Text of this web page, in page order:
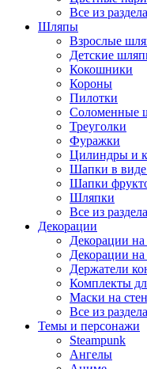
Все из
Шляпы
Взрослые
Детские
Кокошники
Короны
Пилотки
Соломенные
Треуголки
Фуражки
Цилиндры и
Шапки в
Шапки
Шляпки
Все из
Декорации
Декорации
Декорации
Держатели
Комплекты
Маски на
Все из
Темы и персонажи
Steampunk
Ангелы